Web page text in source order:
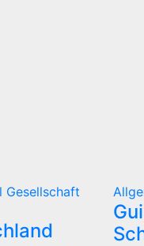
Gesellschaft